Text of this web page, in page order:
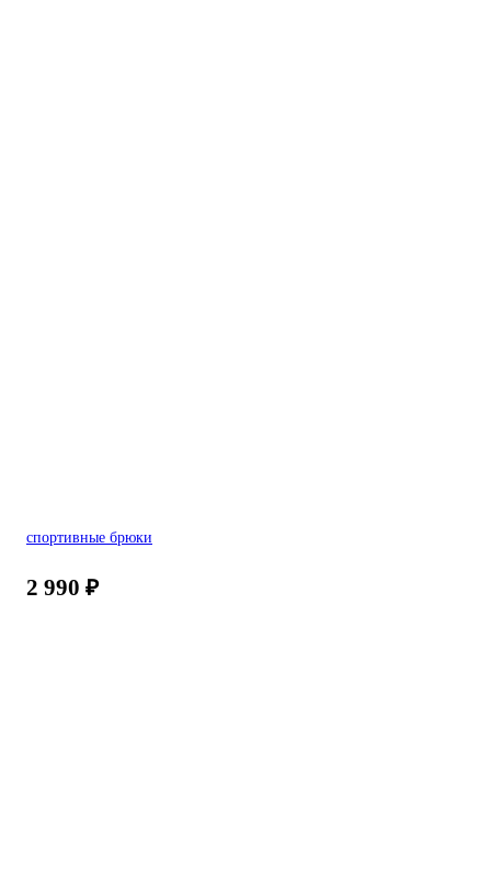
спортивные брюки
2 990 ₽